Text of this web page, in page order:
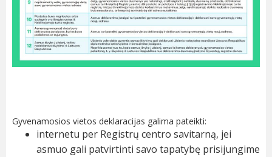
Gyvenamosios vietos deklaracijas galima pateikti:
internetu per Registrų centro savitarną, jei
asmuo gali patvirtinti savo tapatybę prisijungime